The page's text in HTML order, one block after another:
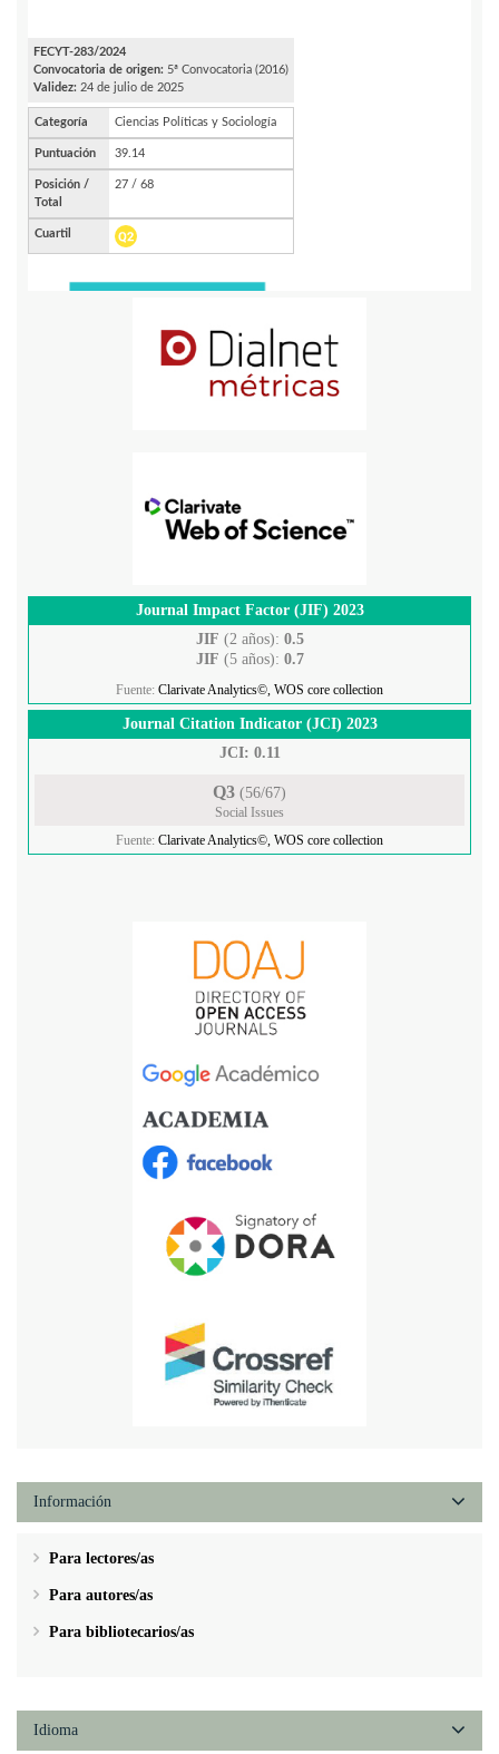
Journal Impact Factor (JIF) 2023
JIF (2 años): 0.5
JIF (5 años): 0.7
Fuente: Clarivate Analytics©, WOS core collection
Journal Citation Indicator (JCI) 2023
JCI: 0.11
Q3 (56/67)
Social Issues
Fuente: Clarivate Analytics©, WOS core collection
Información
Para lectores/as
Para autores/as
Para bibliotecarios/as
Idioma